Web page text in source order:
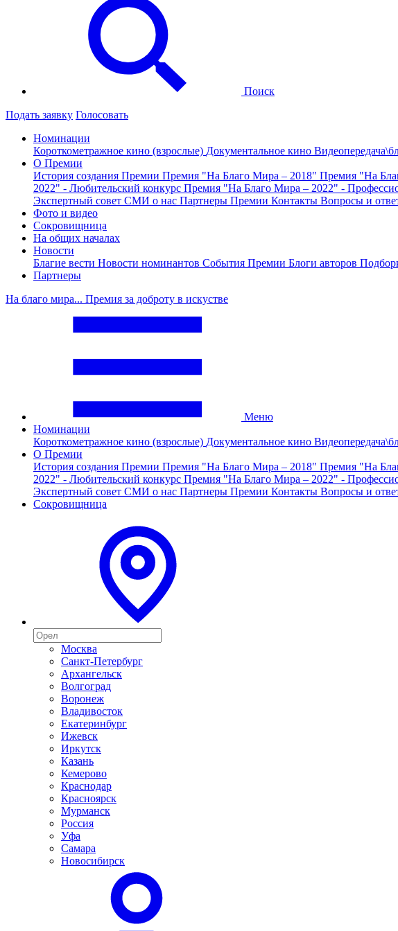
Поиск
Подать заявку Голосовать
Номинации
Короткометражное кино (взрослые) Документальное кино
О Премии
История создания Премии Премия "На Благо Мира – 2018" Премия "На
2022" - Любительский конкурс Премия "На Благо Мира – 2022" -
Экспертный совет СМИ о нас Партнеры Премии Контакты Вопросы и
Фото и видео
Сокровищница
На общих началах
Новости
Благие вести Новости номинантов События Премии Блоги авторов
Партнеры
На благо мира... Премия за доброту в искустве
Меню
Номинации
Короткометражное кино (взрослые) Документальное кино
О Премии
История создания Премии Премия "На Благо Мира – 2018" Премия "На
2022" - Любительский конкурс Премия "На Благо Мира – 2022" -
Экспертный совет СМИ о нас Партнеры Премии Контакты Вопросы и
Сокровищница
Москва
Санкт-Петербург
Архангельск
Волгоград
Воронеж
Владивосток
Екатеринбург
Ижевск
Иркутск
Казань
Кемерово
Краснодар
Красноярск
Мурманск
Россия
Уфа
Самара
Новосибирск